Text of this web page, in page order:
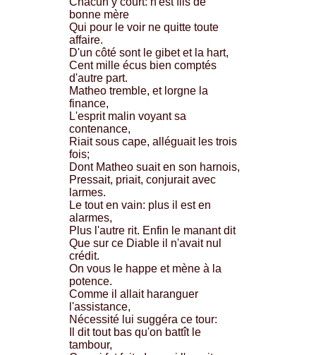
bonne mère
Qui pour le voir ne quitte toute
affaire.
D'un côté sont le gibet et la hart,
Cent mille écus bien comptés
d'autre part.
Matheo tremble, et lorgne la
finance,
L'esprit malin voyant sa
contenance,
Riait sous cape, alléguait les trois
fois;
Dont Matheo suait en son harnois,
Pressait, priait, conjurait avec
larmes.
Le tout en vain: plus il est en
alarmes,
Plus l'autre rit. Enfin le manant dit
Que sur ce Diable il n'avait nul
crédit.
On vous le happe et mène à la
potence.
Comme il allait haranguer
l'assistance,
Nécessité lui suggéra ce tour:
Il dit tout bas qu'on battît le
tambour,